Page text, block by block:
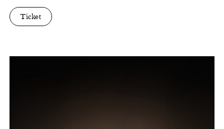
Ticket